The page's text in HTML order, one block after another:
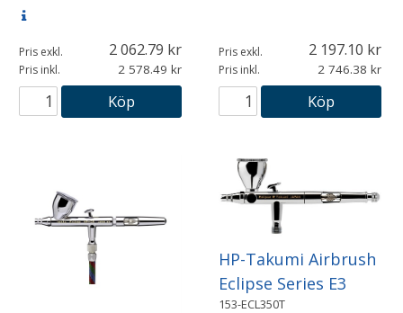
Pris exkl. 2 062.79
Pris inkl. 2 578.49
Köp
Pris exkl. 2 197.10
Pris inkl. 2 746.38
Köp
HP-Takumi Airbrush
Eclipse Series E3
153-ECL350T